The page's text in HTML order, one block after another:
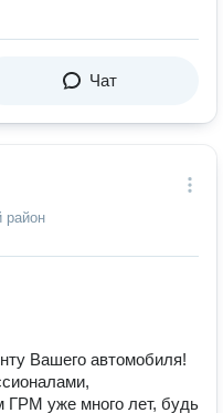
Чат
район
Вашего автомобиля!
ГРМ уже много лет, будь